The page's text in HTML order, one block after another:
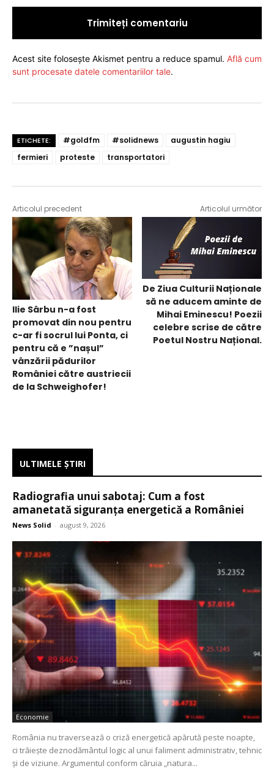
Acest site folosește Akismet pentru a reduce spamul. Află cum
sunt procesate datele comentariilor tale.
ETICHETE: #goldfm #solidnews
augustin hagiu
fermieri
proteste transportatori
Articolul precedent
Ilie Sârbu n-a fost
promovat din nou pentru
c-ar fi socrul lui Ponta, ci
pentru că e ”nașul”
vânzării pădurilor
României către austriecii
de la Schweighofer!
Articolul următor
De Ziua Culturii Naționale
să ne aducem aminte de
Mihai Eminescu! Poezii
celebre scrise de către
Poetul Nostru Național.
ULTIMELE ŞTIRI
Radiografia unui sabotaj: Cum a fost
amanetată siguranța energetică a României
News Solid - august 9, 2026
Economie
România nu traversează o criză energetică apărută peste noapte,
ci trăiește deznodământul logic al unui faliment administrativ, tehnic
și de viziune. Argumentul conform căruia „natura...